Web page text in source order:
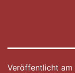
Veröffentlicht am